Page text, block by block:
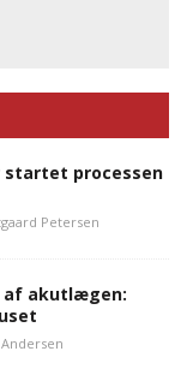
startet processen
Petersen
af akutlægen: